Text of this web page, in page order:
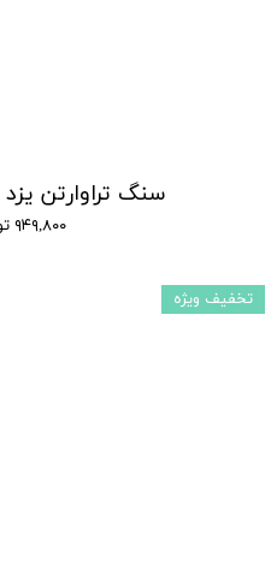
سنگ تراوارتن
۹۴۹,۸۰۰ تومان
تخفیف ویژه